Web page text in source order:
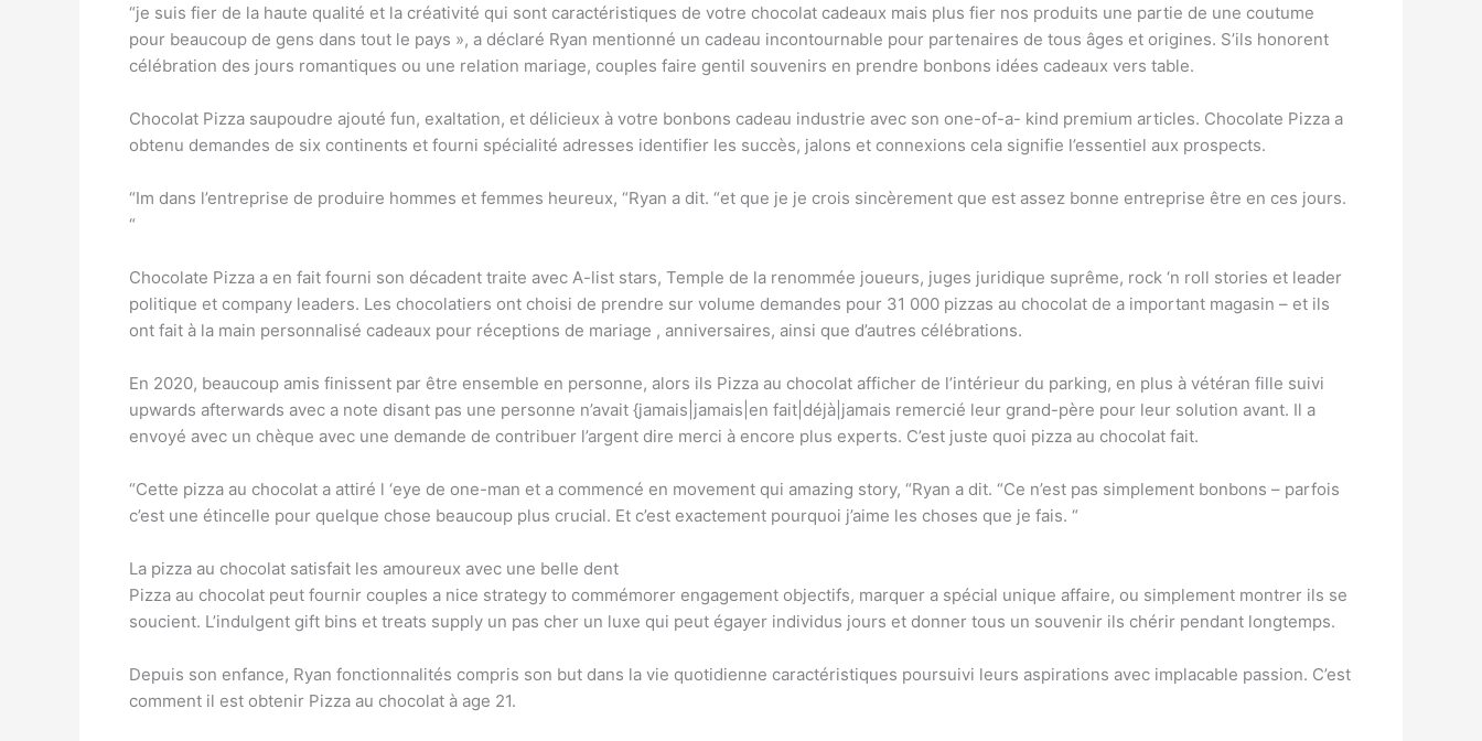
“je suis fier de la haute qualité et la créativité qui sont caractéristiques de votre chocolat cadeaux mais plus fier nos produits une partie de une coutume
pour beaucoup de gens dans tout le pays », a déclaré Ryan mentionné un cadeau incontournable pour partenaires de tous âges et origines. S’ils honorent
célébration des jours romantiques ou une relation mariage, couples faire gentil souvenirs en prendre bonbons idées cadeaux vers table.
Chocolat Pizza saupoudre ajouté fun, exaltation, et délicieux à votre bonbons cadeau industrie avec son one-of-a- kind premium articles. Chocolate Pizza a
obtenu demandes de six continents et fourni spécialité adresses identifier les succès, jalons et connexions cela signifie l’essentiel aux prospects.
“Im dans l’entreprise de produire hommes et femmes heureux, “Ryan a dit. “et que je je crois sincèrement que est assez bonne entreprise être en ces jours.
“
Chocolate Pizza a en fait fourni son décadent traite avec A-list stars, Temple de la renommée joueurs, juges juridique suprême, rock ‘n roll stories et leader
politique et company leaders. Les chocolatiers ont choisi de prendre sur volume demandes pour 31 000 pizzas au chocolat de a important magasin – et ils
ont fait à la main personnalisé cadeaux pour réceptions de mariage , anniversaires, ainsi que d’autres célébrations.
En 2020, beaucoup amis finissent par être ensemble en personne, alors ils Pizza au chocolat afficher de l’intérieur du parking, en plus à vétéran fille suivi
upwards afterwards avec a note disant pas une personne n’avait {jamais|jamais|en fait|déjà|jamais remercié leur grand-père pour leur solution avant. Il a
envoyé avec un chèque avec une demande de contribuer l’argent dire merci à encore plus experts. C’est juste quoi pizza au chocolat fait.
“Cette pizza au chocolat a attiré l ‘eye de one-man et a commencé en movement qui amazing story, “Ryan a dit. “Ce n’est pas simplement bonbons – parfois
c’est une étincelle pour quelque chose beaucoup plus crucial. Et c’est exactement pourquoi j’aime les choses que je fais. “
La pizza au chocolat satisfait les amoureux avec une belle dent
Pizza au chocolat peut fournir couples a nice strategy to commémorer engagement objectifs, marquer a spécial unique affaire, ou simplement montrer ils se
soucient. L’indulgent gift bins et treats supply un pas cher un luxe qui peut égayer individus jours et donner tous un souvenir ils chérir pendant longtemps.
Depuis son enfance, Ryan fonctionnalités compris son but dans la vie quotidienne caractéristiques poursuivi leurs aspirations avec implacable passion. C’est
comment il est obtenir Pizza au chocolat à age 21.